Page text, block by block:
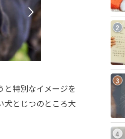
特別なイメージを
犬とじつのところ大
2
3
4